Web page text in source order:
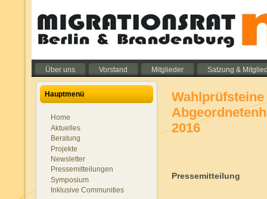
Über uns Vorstand Mitglieder Satzung &
Hauptmenü
Home
Aktuelles
Beratung
Projekte
Newsletter
Pressemitteilungen
Symposium
Inklusive Communities
2016
Pressemitteilung